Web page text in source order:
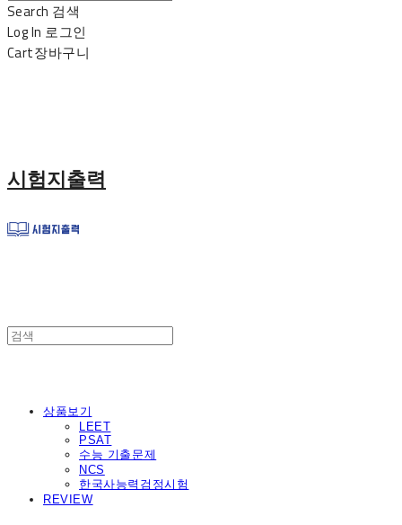
Search 검색
Log In 로그인
Cart장바구니
시험지출력
상품보기
LEET
PSAT
수능 기출문제
NCS
한국사능력검정시험
REVIEW